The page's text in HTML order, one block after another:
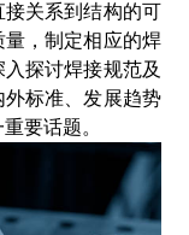
关系到结构的可
，制定相应的焊
探讨焊接规范及
标准、发展趋势
要话题。